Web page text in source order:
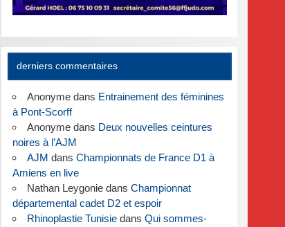
derniers commentaires
Anonymedans Entrainement des féminines
à Pont-Scorff
Anonymedans Deux nouvelles ceintures
noires à l’AJM
AJM dans Championnats de France D1 à
Amiens en live
Nathan Leygoniedans Championnat
départemental cadet D2 et espoir
Rhinoplastie Tunisiedans Qui sommes-